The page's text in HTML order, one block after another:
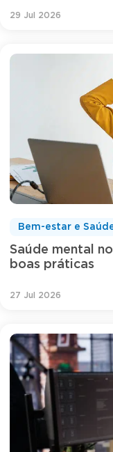
29 Jul 2026
Saúde mental
boas práticas
Bem-estar e
27 Jul 2026